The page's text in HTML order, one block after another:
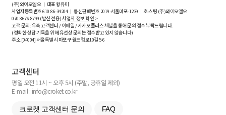
(주)와이오엘오 ㅣ 대표 황유미
사업자등록번호610-86-34204ㅣ 통신판매번호 2019-서울마포-1239 ㅣ 호스팅 (주)와이오엘오
070-8676-8799 (발신 전용)사업자 정보 확인 >
고객 문의: 우측 고객센터 / 이메일 / 카카오플러스 채널을 통해 문의 접수 부탁드립니다.
(정확한 상담 기록을 위해 유선상 문의는 접수받고 있지 않습니다)
주소 [04004] 서울특별시 마포구 월드컵로10길5-6
고객센터
평일 오전 11시 ~ 오후 5시 (주말, 공휴일 제외)
E-mail : info@croket.co.kr
크로켓 고객센터 문의 FAQ